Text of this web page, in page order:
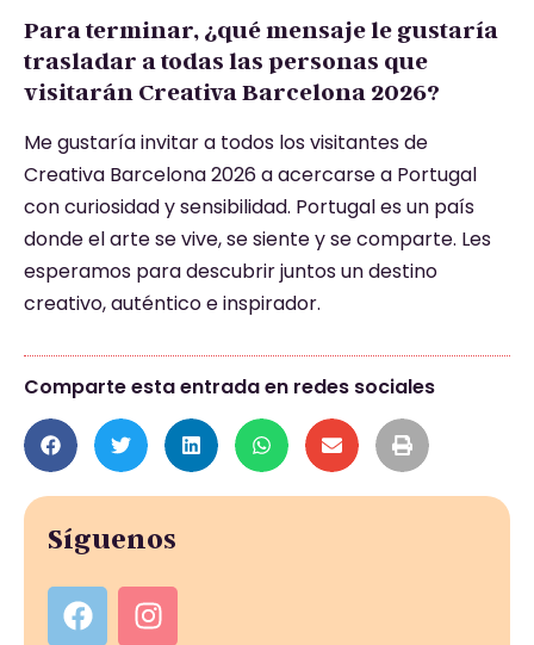
Para terminar, ¿qué mensaje le gustaría
trasladar a todas las personas que
visitarán Creativa Barcelona 2026?
Me gustaría invitar a todos los visitantes de
Creativa Barcelona 2026 a acercarse a Portugal
con curiosidad y sensibilidad. Portugal es un país
donde el arte se vive, se siente y se comparte. Les
esperamos para descubrir juntos un destino
creativo, auténtico e inspirador.
Comparte esta entrada en redes sociales
Síguenos